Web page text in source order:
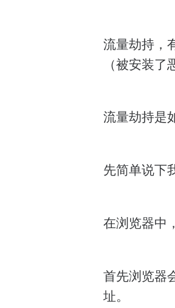
流量劫持，
（被安装了
流量劫持是
先简单说下
在浏览器中
首先浏览器
址。